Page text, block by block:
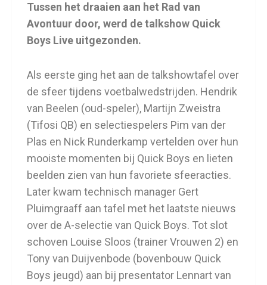
Tussen het draaien aan het Rad van
Avontuur door, werd de talkshow Quick
Boys Live uitgezonden.
Als eerste ging het aan de talkshowtafel over
de sfeer tijdens voetbalwedstrijden. Hendrik
van Beelen (oud-speler), Martijn Zweistra
(Tifosi QB) en selectiespelers Pim van der
Plas en Nick Runderkamp vertelden over hun
mooiste momenten bij Quick Boys en lieten
beelden zien van hun favoriete sfeeracties.
Later kwam technisch manager Gert
Pluimgraaff aan tafel met het laatste nieuws
over de A-selectie van Quick Boys. Tot slot
schoven Louise Sloos (trainer Vrouwen 2) en
Tony van Duijvenbode (bovenbouw Quick
Boys jeugd) aan bij presentator Lennart van